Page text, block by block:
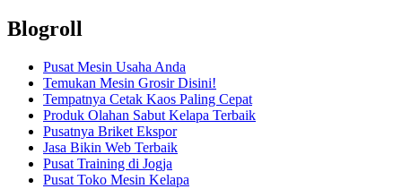
Blogroll
Pusat Mesin Usaha Anda
Temukan Mesin Grosir Disini!
Tempatnya Cetak Kaos Paling Cepat
Produk Olahan Sabut Kelapa Terbaik
Pusatnya Briket Ekspor
Jasa Bikin Web Terbaik
Pusat Training di Jogja
Pusat Toko Mesin Kelapa